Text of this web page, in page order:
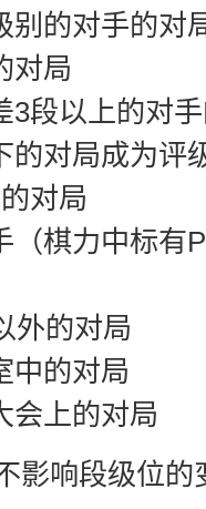
别的对手的对
对局
3段以上的对
的对局成为评
对局
（棋力中标有
外的对局
中的对局
会上的对局
影响段级位的